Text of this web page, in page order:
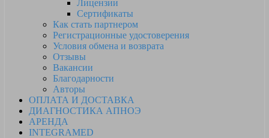
Лицензии
Сертификаты
Как стать партнером
Регистрационные удостоверения
Условия обмена и возврата
Отзывы
Вакансии
Благодарности
Авторы
ОПЛАТА И ДОСТАВКА
ДИАГНОСТИКА АПНОЭ
АРЕНДА
INTEGRAMED